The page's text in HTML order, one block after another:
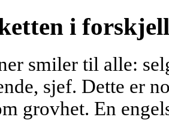
i
smiler til alle:
sjef. Dette er
grovhet. En